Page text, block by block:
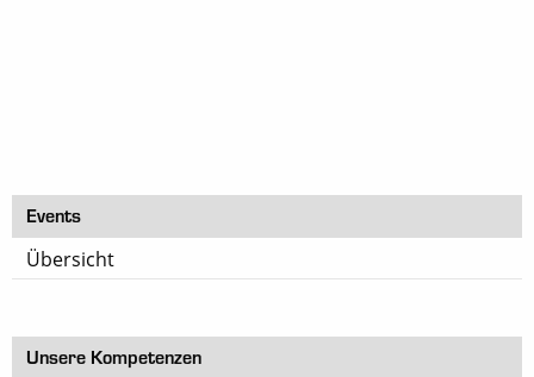
Events
Übersicht
Unsere Kompetenzen